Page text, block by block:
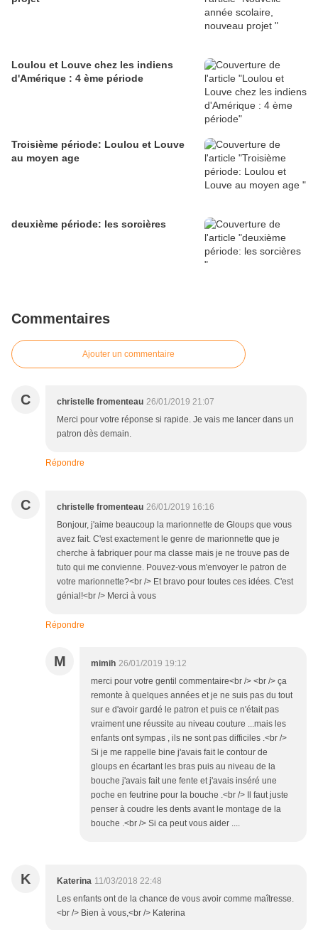
Loulou et Louve chez les indiens
d'Amérique : 4 ème période
Troisième période: Loulou et Louve
au moyen age
deuxième période: les sorcières
Commentaires
Ajouter un commentaire
C christelle fromenteau 26/01/2019 21:07
Merci pour votre réponse si rapide. Je vais me lancer dans un
patron dès demain.
Répondre
C christelle fromenteau 26/01/2019 16:16
Bonjour, j'aime beaucoup la marionnette de Gloups que vous
avez fait. C'est exactement le genre de marionnette que je
cherche à fabriquer pour ma classe mais je ne trouve pas de
tuto qui me convienne. Pouvez-vous m'envoyer le patron de
votre marionnette?<br /> Et bravo pour toutes ces idées. C'est
génial!<br /> Merci à vous
Répondre
M mimih 26/01/2019 19:12
merci pour votre gentil commentaire<br /> <br /> ça
remonte à quelques années et je ne suis pas du tout
sur e d'avoir gardé le patron et puis ce n'était pas
vraiment une réussite au niveau couture ...mais les
enfants ont sympas , ils ne sont pas difficiles .<br />
Si je me rappelle bine j'avais fait le contour de
gloups en écartant les bras puis au niveau de la
bouche j'avais fait une fente et j'avais inséré une
poche en feutrine pour la bouche .<br /> Il faut juste
penser à coudre les dents avant le montage de la
bouche .<br /> Si ca peut vous aider ....
K Katerina 11/03/2018 22:48
Les enfants ont de la chance de vous avoir comme maîtresse.
<br /> Bien à vous,<br /> Katerina